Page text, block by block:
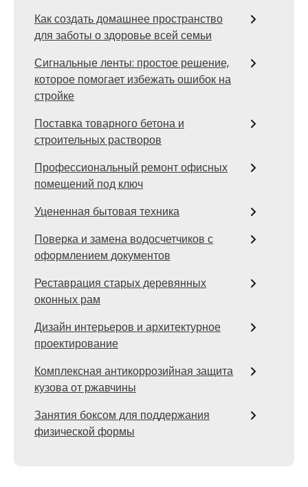
Как создать домашнее пространство
для заботы о здоровье всей семьи
Сигнальные ленты: простое решение,
которое помогает избежать ошибок на
стройке
Поставка товарного бетона и
строительных растворов
Профессиональный ремонт офисных
помещений под ключ
Уцененная бытовая техника
Поверка и замена водосчетчиков с
оформлением документов
Реставрация старых деревянных
оконных рам
Дизайн интерьеров и архитектурное
проектирование
Комплексная антикоррозийная защита
кузова от ржавчины
Занятия боксом для поддержания
физической формы